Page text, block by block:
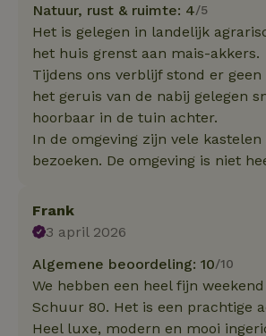
Natuur, rust & ruimte: 4/5
Het is gelegen in landelijk
het huis grenst aan mais-akkers.
Tijdens ons verblijf stond er geen
het geruis van de nabij gelegen
hoorbaar in de tuin achter.
In de omgeving zijn vele
bezoeken. De omgeving is niet
Frank
3 april 2026
Algemene beoordeling: 10/10
We hebben een heel fijn
Schuur 80. Het is een prachtige
Heel luxe, modern en mooi